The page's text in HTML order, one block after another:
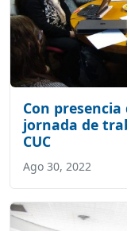
Con
jornada de
CUC
Ago 30, 2022